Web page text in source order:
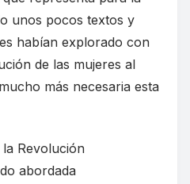
unos pocos textos y
habían explorado con
de las mujeres al
más necesaria esta
Revolución
abordada